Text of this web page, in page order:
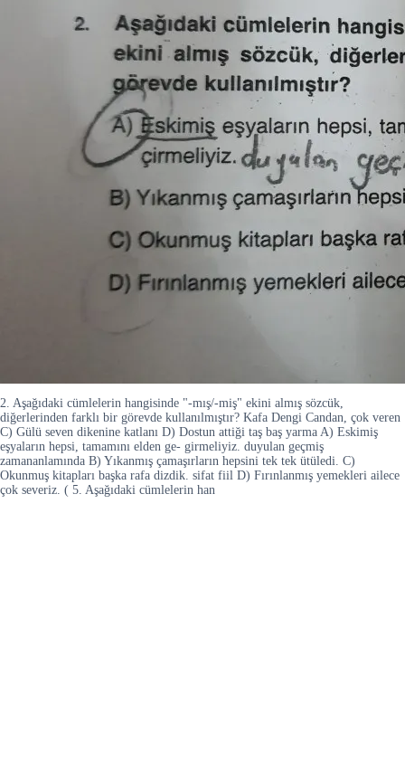
2. Aşağıdaki cümlelerin hangisinde "-mış/-miş" ekini almış sözcük,
diğerlerinden farklı bir görevde kullanılmıştır? Kafa Dengi Candan, çok veren
C) Gülü seven dikenine katlanı D) Dostun attiği taş baş yarma A) Eskimiş
eşyaların hepsi, tamamını elden ge- girmeliyiz. duyulan geçmiş
zamananlamında B) Yıkanmış çamaşırların hepsini tek tek ütüledi. C)
Okunmuş kitapları başka rafa dizdik. sifat fiil D) Fırınlanmış yemekleri ailece
çok severiz. ( 5. Aşağıdaki cümlelerin han